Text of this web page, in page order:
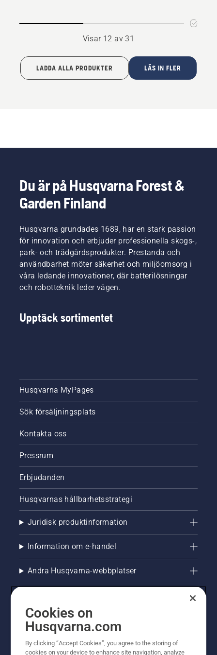
Visar 12 av 31
LADDA ALLA PRODUKTER LÄS IN FLER
Du är på Husqvarna Forest &
Garden Finland
Husqvarna grundades 1689, har en stark passion
för innovation och erbjuder professionella skogs-,
park- och trädgårdsprodukter. Prestanda och
användbarhet möter säkerhet och miljöomsorg i
våra ledande innovationer, där batterilösningar
och robotteknik leder vägen.
Upptäck sortimentet
Husqvarna MyPages
Sök försäljningsplats
Kontakta oss
Pressrum
Erbjudanden
Husqvarnas hållbarhetsstrategi
Juridisk produktinformation
Information om e-handel
Andra Husqvarna-webbplatser
Cookies on
Husqvarna.com
By clicking “Accept Cookies”, you agree to the storing of
cookies on your device to enhance site navigation, analyze